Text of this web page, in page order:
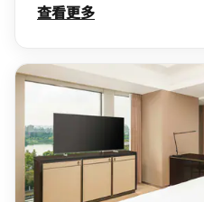
查看更多